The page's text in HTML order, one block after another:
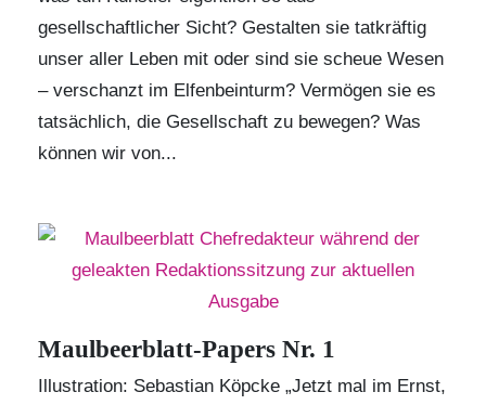
gesellschaftlicher Sicht? Gestalten sie tatkräftig
unser aller Leben mit oder sind sie scheue Wesen
– verschanzt im Elfenbeinturm? Vermögen sie es
tatsächlich, die Gesellschaft zu bewegen? Was
können wir von...
Maulbeerblatt-Papers Nr. 1
Illustration: Sebastian Köpcke „Jetzt mal im Ernst,